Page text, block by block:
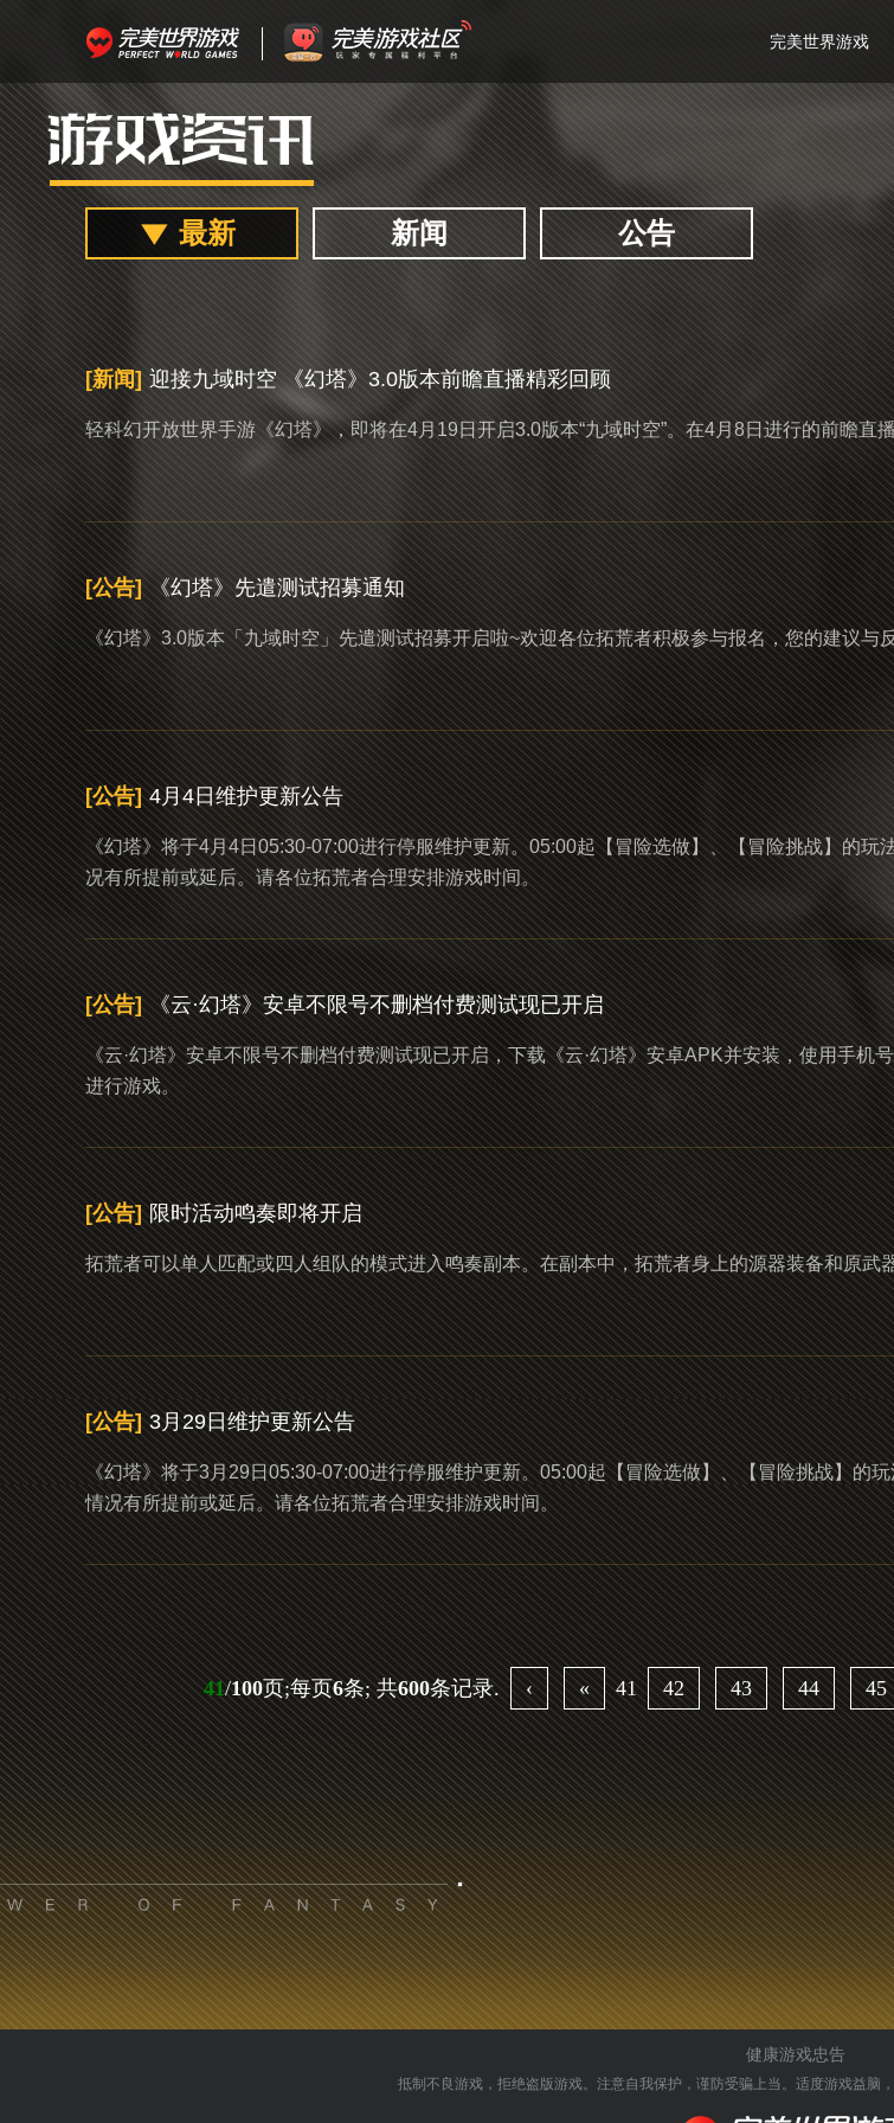
完美世界游戏
最新 新闻 公告
[新闻] 迎接九域时空 《幻塔》3.0版本前瞻直播精彩回顾
轻科幻开放世界手游《幻塔》，即将在4月19日开启3.0版本“九域时空”。在4月8日进行的前瞻直
[公告] 《幻塔》先遣测试招募通知
《幻塔》3.0版本「九域时空」先遣测试招募开启啦~欢迎各位拓荒者积极参与报名，您的建议与
[公告] 4月4日维护更新公告
《幻塔》将于4月4日05:30-07:00进行停服维护更新。05:00起【冒险选做】、【冒险挑战】的
况有所提前或延后。请各位拓荒者合理安排游戏时间。
[公告] 《云·幻塔》安卓不限号不删档付费测试现已开启
《云·幻塔》安卓不限号不删档付费测试现已开启，下载《云·幻塔》安卓APK并安装，使用手
进行游戏。
[公告] 限时活动鸣奏即将开启
拓荒者可以单人匹配或四人组队的模式进入鸣奏副本。在副本中，拓荒者身上的源器装备和原武
[公告] 3月29日维护更新公告
《幻塔》将于3月29日05:30-07:00进行停服维护更新。05:00起【冒险选做】、【冒险挑战】的
情况有所提前或延后。请各位拓荒者合理安排游戏时间。
41/100页;每页6条; 共600条记录. ‹ « 41 42 43 44 45
健康游戏忠告
抵制不良游戏，拒绝盗版游戏。注意自我保护，谨防受骗上当。 适度游戏益脑